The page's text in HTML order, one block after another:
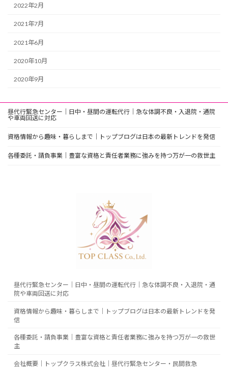
2022年2月
2021年7月
2021年6月
2020年10月
2020年9月
昼代行緊急センター｜日中・昼間の運転代行｜急な体調不良・入退院・通院
や車両回送に対応
資格情報から趣味・暮らしまで｜トップブログは日本の最新トレンドを発信
各種委託・請負事業｜豊富な資格と責任者業務に強みを持つ万が一の救世主
昼代行緊急センター｜日中・昼間の運転代行｜急な体調不良・入退院・通
院や車両回送に対応
資格情報から趣味・暮らしまで｜トップブログは日本の最新トレンドを発
信
各種委託・請負事業｜豊富な資格と責任者業務に強みを持つ万が一の救世
主
会社概要｜トップクラス株式会社｜昼代行緊急センター・民間救急